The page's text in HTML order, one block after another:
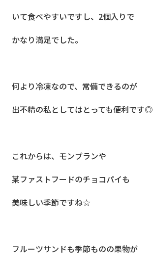
いて食べやすいですし、2個入りで
かなり満足でした。
何より冷凍なので、常備できるのが
出不精の私としてはとっても便利です◎
これからは、モンブランや
某ファストフードのチョコパイも
美味しい季節ですね☆
フルーツサンドも季節ものの果物が